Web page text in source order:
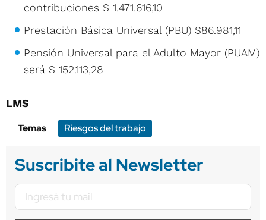
contribuciones $ 1.471.616,10
Prestación Básica Universal (PBU) $86.981,11
Pensión Universal para el Adulto Mayor (PUAM)
será $ 152.113,28
LMS
Temas
Riesgos del trabajo
Suscribite al Newsletter